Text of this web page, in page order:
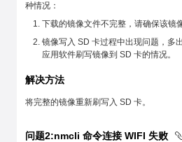
种情况：
下载的镜像文件不完整，请确保该镜
镜像写入 SD 卡过程中出现问题，多
应用软件刷写镜像到 SD 卡的情况。
解决方法
将完整的镜像重新刷写入 SD 卡。
问题2:nmcli 命令连接 WIFI 失败